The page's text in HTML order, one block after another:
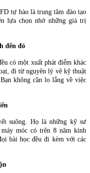
tự hào là trung tâm đào tạo
lựa chọn nhờ những giá trị
đến đó
có một xuất phát điểm khác
đi từ nguyên lý vẽ kỹ thuật
không cần lo lắng về việc
suông. Họ là những kỹ sư
móc có trên 8 năm kinh
bài học đều đi kèm với các